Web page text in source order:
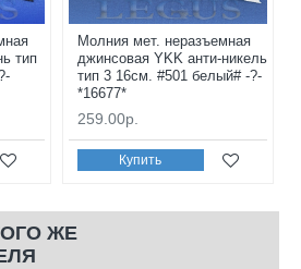
тип
Молния мет. неразъемная
джинсовая YKK анти-никель
тип 3 16см. #501 белый# -?-
*16677*
259.00р.
Купить
ЖЕ